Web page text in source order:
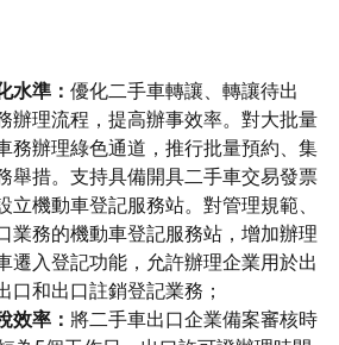
水準： 優化二手車轉讓、轉讓待出
辦理流程，提高辦事效率。對大批量
務辦理綠色通道，推行批量預約、集
舉措。支持具備開具二手車交易發票
立機動車登記服務站。對管理規範、
業務的機動車登記服務站，增加辦理
遷入登記功能，允許辦理企業用於出
口和出口註銷登記業務；
效率： 將二手車出口企業備案審核時